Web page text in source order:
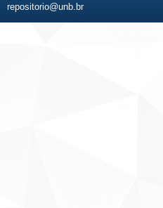
repositorio@unb.br